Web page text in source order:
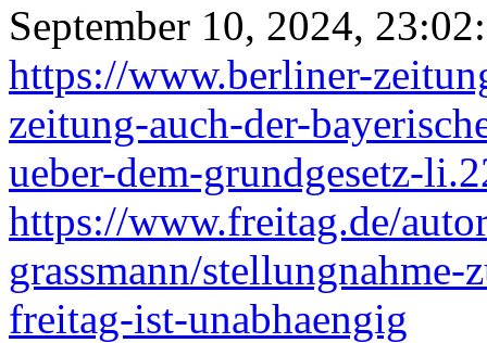
September 10, 2024,
https://www.berliner-
zeitung-auch-der-
ueber-dem-grundgesetz-
https://www.freitag.de/
grassmann/
freitag-ist-unabhaengig